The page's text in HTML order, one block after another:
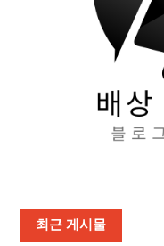
최근 게시물